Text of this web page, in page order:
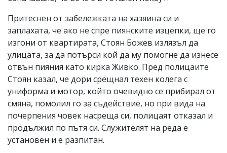
Притеснен от забележката на хазяина си и
заплахата, че ако не спре пиянските изцепки, ще го
изгони от квартирата, Стоян Божев излязъл да
улицата, за да потърси кой да му помогне да изнесе
отвън пияния като кирка Живко. Пред полицаите
Стоян казал, че дори срещнал техен колега с
униформа и мотор, който очевидно се прибирал от
смяна, помолил го за съдействие, но при вида на
почерпения човек насреща си, полицаят отказал и
продължил по пътя си. Служителят на реда е
установен и е разпитан.